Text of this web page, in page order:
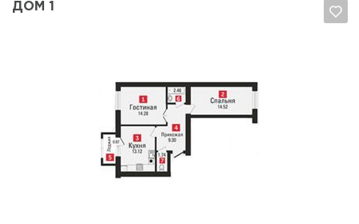
ДОМ 1
Да, удалить Отмена